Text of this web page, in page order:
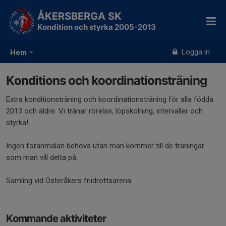
Hem Logga in
ÅKERSBERGA SK
Kondition och styrka 2005-2013
Konditions och koordinationsträning
Extra konditionsträning och koordinationsträning för alla födda
2013 och äldre. Vi tränar rörelse, löpskolning, intervaller och
styrka!
Ingen föranmälan behövs utan man kommer till de träningar
som man vill delta på.
Samling vid Österåkers friidrottsarena.
Kommande aktiviteter